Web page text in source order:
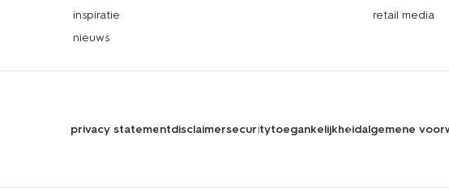
inspiratie
nieuws
retail media
privacy statementdisclaimersecuritytoegankelijkheidalgemene